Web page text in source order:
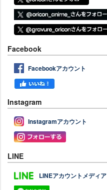
Facebook
Facebookアカウント
Instagram
Instagramアカウント
LINE
LINEアカウントメディア